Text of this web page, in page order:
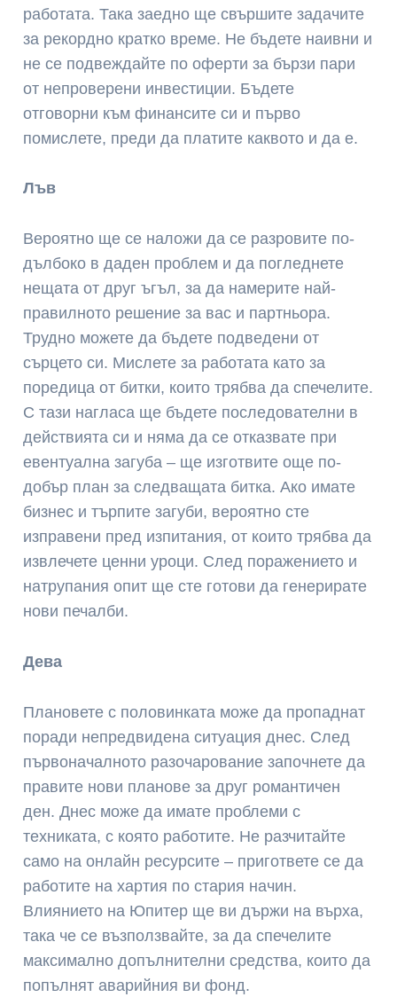
работата. Така заедно ще свършите задачите
за рекордно кратко време. Не бъдете наивни и
не се подвеждайте по оферти за бързи пари
от непроверени инвестиции. Бъдете
отговорни към финансите си и първо
помислете, преди да платите каквото и да е.
Лъв
Вероятно ще се наложи да се разровите по-
дълбоко в даден проблем и да погледнете
нещата от друг ъгъл, за да намерите най-
правилното решение за вас и партньора.
Трудно можете да бъдете подведени от
сърцето си. Мислете за работата като за
поредица от битки, които трябва да спечелите.
С тази нагласа ще бъдете последователни в
действията си и няма да се отказвате при
евентуална загуба – ще изготвите още по-
добър план за следващата битка. Ако имате
бизнес и търпите загуби, вероятно сте
изправени пред изпитания, от които трябва да
извлечете ценни уроци. След поражението и
натрупания опит ще сте готови да генерирате
нови печалби.
Дева
Плановете с половинката може да пропаднат
поради непредвидена ситуация днес. След
първоначалното разочарование започнете да
правите нови планове за друг романтичен
ден. Днес може да имате проблеми с
техниката, с която работите. Не разчитайте
само на онлайн ресурсите – пригответе се да
работите на хартия по стария начин.
Влиянието на Юпитер ще ви държи на върха,
така че се възползвайте, за да спечелите
максимално допълнителни средства, които да
попълнят аварийния ви фонд.